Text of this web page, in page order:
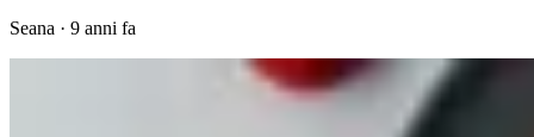
Seana · 9 anni fa